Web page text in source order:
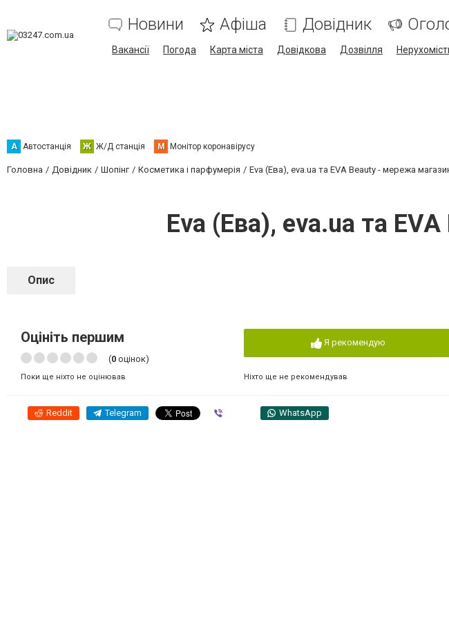
Новини Афіша Довідник
Вакансії Погода Карта міста Довідкова Дозвілля
А Автостанція Ж Ж/Д станція М Монітор коронавірусу
Головна Довідник Шопінг Косметика і парфумерія Eva (Ева), eva.ua та EVA Beauty - мережа
Eva (Ева), eva.ua та
Опис
Оцініть першим
(0 оцінок)
Поки ще ніхто не оцінював
Я рекомендую
Ніхто ще не рекомендував
Reddit Telegram WhatsApp